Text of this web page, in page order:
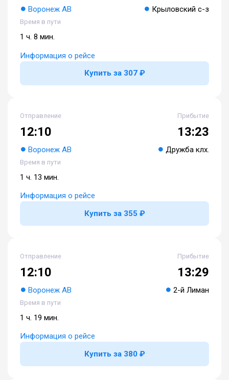
Воронеж АВ Крыловский с-з
Время в пути
1 ч. 8 мин.
Информация о рейсе
Купить за 307 ₽
Отправление
12:10
Воронеж АВ
Прибытие
13:23
Дружба клх.
Время в пути
1 ч. 13 мин.
Информация о рейсе
Купить за 355 ₽
Отправление
12:10
Воронеж АВ
Прибытие
13:29
2-й Лиман
Время в пути
1 ч. 19 мин.
Информация о рейсе
Купить за 380 ₽